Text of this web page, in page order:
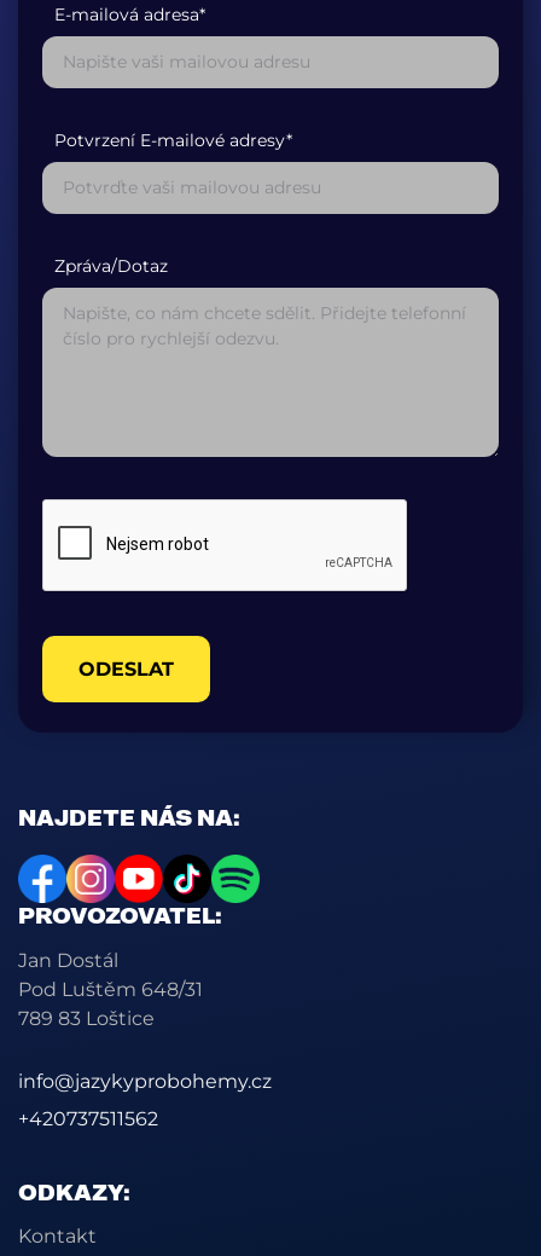
NAJDETE NÁS NA:
PROVOZOVATEL:
Jan Dostál
Pod Luštěm 648/31
789 83 Loštice
info@jazykyprobohemy.cz
+420737511562
ODKAZY:
Kontakt
E-mailová adresa*
Potvrzení E-mailové adresy*
Zpráva/Dotaz
ODESLAT